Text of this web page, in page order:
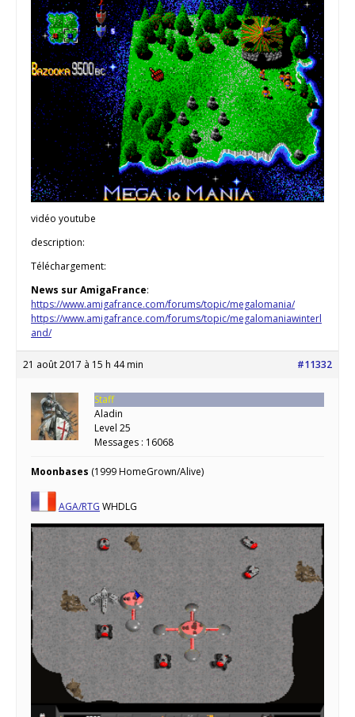
vidéo youtube
description:
Téléchargement:
News sur AmigaFrance:
https://www.amigafrance.com/forums/topic/megalomania/
https://www.amigafrance.com/forums/topic/megalomaniawinterl
and/
21 août 2017 à 15 h 44 min #11332
Staff
Aladin
Level 25
Messages : 16068
Moonbases (1999 HomeGrown/Alive)
AGA/RTG WHDLG